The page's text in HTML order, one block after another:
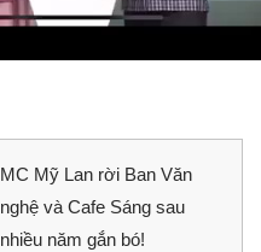
MC Mỹ Lan rời Ban Văn
nghệ và Cafe Sáng sau
nhiều năm gắn bó!